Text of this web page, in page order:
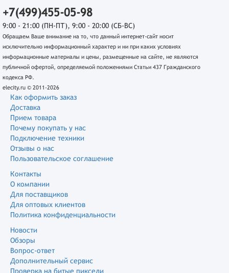
+7(499)455-05-98
9:00 - 21:00 (ПН-ПТ), 9:00 - 20:00 (СБ-ВС)
Обращаем Ваше внимание на то, что данный интернет-сайт носит
исключительно информационный характер и ни при каких условиях
информационные материалы и цены, размещенные на сайте, не являются
публичной офертой, определяемой положениями Статьи 437 Гражданского
кодекса РФ.
elecity.ru © 2011-2026
Как оформить заказ
Доставка
Прием товара
Почему покупать у нас
Подключение техники
Отзывы о нас
Пользовательское соглашение
Контакты
О компании
Для поставщиков
Для оптовых клиентов
Политика конфиденциальности
Новости
Обзоры
Вопрос-ответ
Дополнительный сервис
Проверка на битые пиксели